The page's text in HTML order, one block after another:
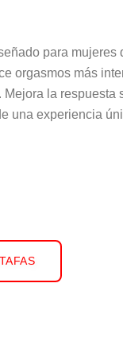
para
orgasmos más
la
una experiencia